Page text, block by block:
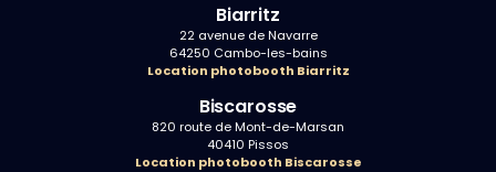
Biarritz
22 avenue de Navarre
64250 Cambo-les-bains
Location photobooth Biarritz
Biscarosse
820 route de Mont-de-Marsan
40410 Pissos
Location photobooth Biscarosse